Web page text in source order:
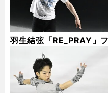
羽生結弦「RE_PRAY」